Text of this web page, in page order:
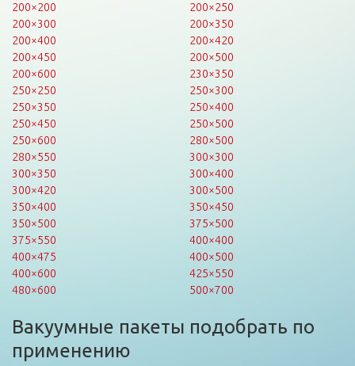
200×200
200×250
200×300
200×350
200×400
200×420
200×450
200×500
200×600
230×350
250×250
250×300
250×350
250×400
250×450
250×500
250×600
280×500
280×550
300×300
300×350
300×400
300×420
300×500
350×400
350×450
350×500
375×500
375×550
400×400
400×475
400×500
400×600
425×550
480×600
500×700
Вакуумные пакеты подобрать по
применению